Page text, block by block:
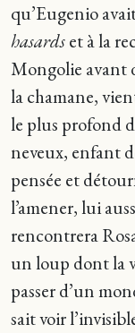
qu’Eugenio
hasardset à la
Mongolie avant
la chamane,
le plus profond
neveux, enfant
pensée et
l’amener, lui
rencontrera
un loup dont la
passer d’un
sait voir